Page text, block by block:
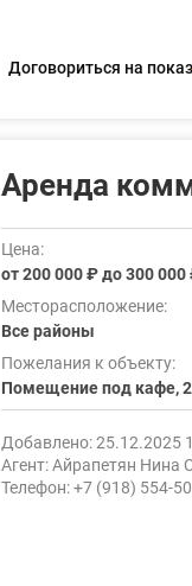
Договориться на показ
Аренда
Цена:
от 200 000 ₽ до 300 000
Месторасположение:
Все районы
Пожелания к объекту:
Помещение под кафе,
Добавлено: 25.12.2025
Агент: Айрапетян Нина
Телефон: +7 (918) 554-